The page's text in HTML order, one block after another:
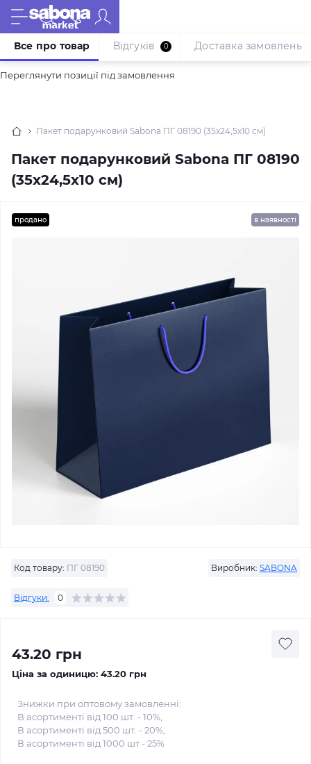
Переглянути позиції під замовлення
Пакет подарунковий Sabona ПГ 08190 (35x24,5x10 см)
Пакет подарунковий Sabona ПГ 08190
(35x24,5x10 см)
Все про товар Відгуків 0 Доставка замовлень
продано в наявності
Код товару: ПГ 08190 Виробник: SABONA
Відгуки: 0
43.20 грн
Ціна за одиницю: 43.20 грн
Знижки при оптовому замовленні:
В асортименті від 100 шт. - 10%,
В асортименті від 500 шт. - 20%,
В асортименті від 1000 шт - 25%